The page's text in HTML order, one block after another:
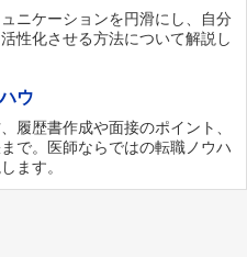
ニケーションを円滑にし、自分
性化させる方法について解説し
ウ
履歴書作成や面接のポイント、
で。医師ならではの転職ノウハ
ます。